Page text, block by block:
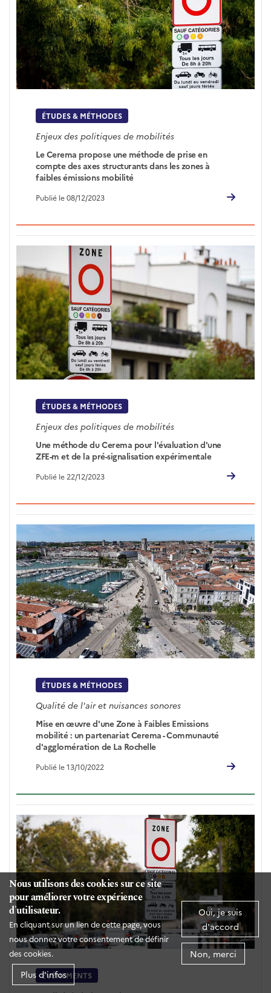
Nous utilisons des cookies sur ce site
pour améliorer votre expérience
d'utilisateur.
En cliquant sur un lien de cette page, vous
nous donnez votre consentement de définir
des cookies.
Plus d'infos
Oui, je suis
d'accord
Non, merci
ÉTUDES & MÉTHODES
Enjeux des politiques de mobilités
Le Cerema propose une méthode de prise en
compte des axes structurants dans les zones à
faibles émissions mobilité
Publié le 08/12/2023
ÉTUDES & MÉTHODES
Enjeux des politiques de mobilités
Une méthode du Cerema pour l'évaluation d'une
ZFE-m et de la pré-signalisation expérimentale
Publié le 22/12/2023
ÉTUDES & MÉTHODES
Qualité de l'air et nuisances sonores
Mise en œuvre d'une Zone à Faibles Emissions
mobilité : un partenariat Cerema - Communauté
d'agglomération de La Rochelle
Publié le 13/10/2022
EVÉNEMENTS